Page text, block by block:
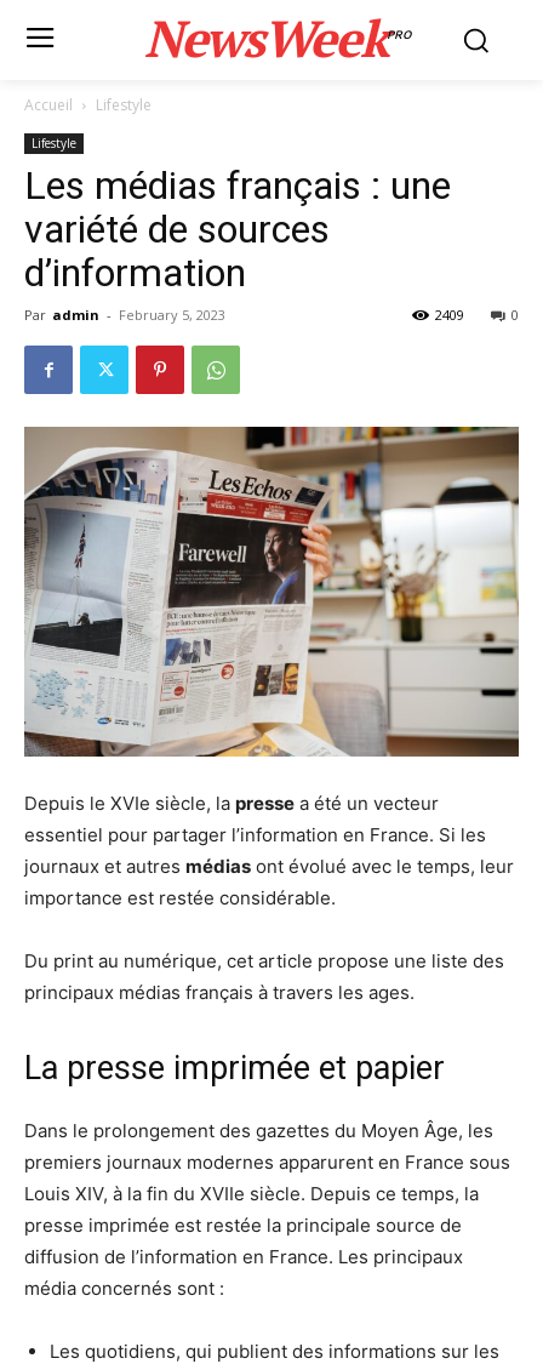
NewsWeekPRO
Accueil Lifestyle
Lifestyle
Les médias français : une
variété de sources
d’information
Par admin - February 5, 2023 0
2409
Depuis le XVIe siècle, la presse a été un vecteur
essentiel pour partager l’information en France. Si les
journaux et autres médias ont évolué avec le temps, leur
importance est restée considérable.
Du print au numérique, cet article propose une liste des
principaux médias français à travers les ages.
La presse imprimée et papier
Dans le prolongement des gazettes du Moyen Âge, les
premiers journaux modernes apparurent en France sous
Louis XIV, à la fin du XVIIe siècle. Depuis ce temps, la
presse imprimée est restée la principale source de
diffusion de l’information en France. Les principaux
média concernés sont :
Les quotidiens, qui publient des informations sur les